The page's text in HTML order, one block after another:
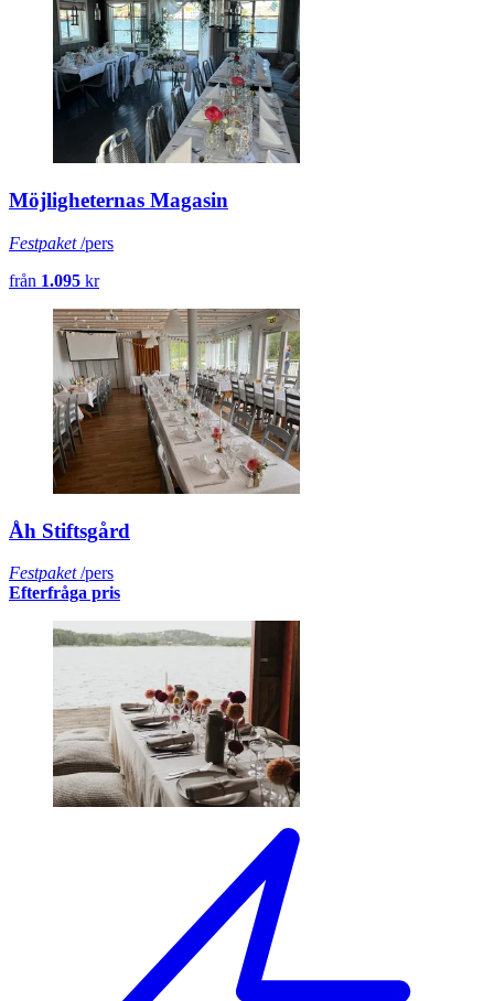
Möjligheternas Magasin
Festpaket/pers
från 1.095 kr
Åh Stiftsgård
Festpaket/pers
Efterfråga pris